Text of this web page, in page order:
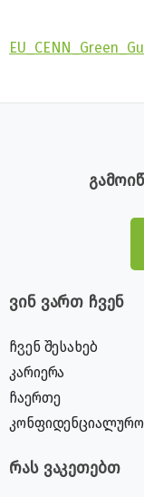
ვინ ვართ ჩვენ
ჩვენ შესახებ
კარიერა
ჩაერთე
რას ვაკეთებთ